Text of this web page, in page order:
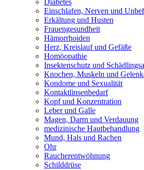
Diabetes
Einschlafen, Nerven und
Erkältung und Husten
Frauengesundheit
Hämorrhoiden
Herz, Kreislauf und Gefäße
Homöopathie
Insektenschutz und
Knochen, Muskeln und
Kondome und Sexualität
Kontaktlinsenbedarf
Kopf und Konzentration
Leber und Galle
Magen, Darm und Verdauung
medizinische Hautbehandlung
Mund, Hals und Rachen
Ohr
Raucherentwöhnung
Schilddrüse